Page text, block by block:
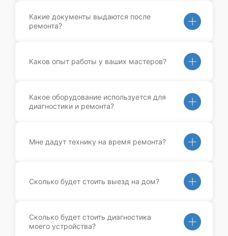
Какие документы выдаются после
ремонта?
Каков опыт работы у ваших мастеров?
Какое оборудование используется для
диагностики и ремонта?
Мне дадут технику на время ремонта?
Сколько будет стоить выезд на дом?
Сколько будет стоить диагностика
моего устройства?